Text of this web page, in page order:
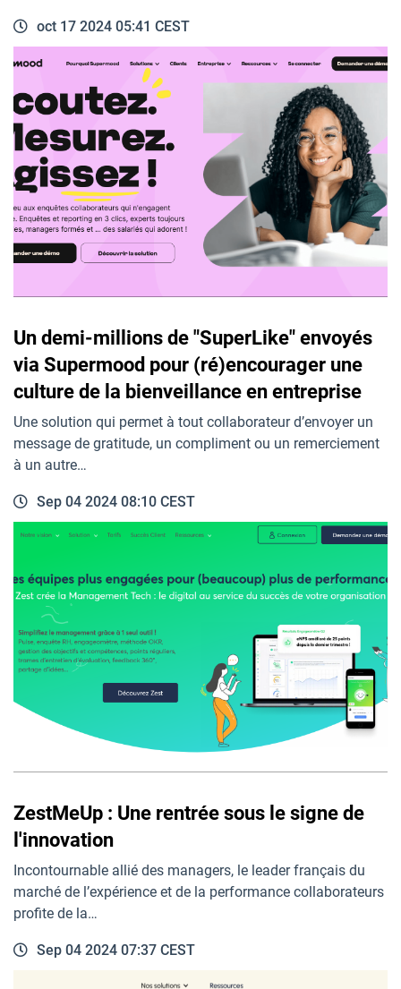
oct 17 2024 05:41 CEST
Un demi-millions de "SuperLike" envoyés
via Supermood pour (ré)encourager une
culture de la bienveillance en entreprise
Une solution qui permet à tout collaborateur d’envoyer un
message de gratitude, un compliment ou un remerciement
à un autre…
Sep 04 2024 08:10 CEST
ZestMeUp : Une rentrée sous le signe de
l'innovation
Incontournable allié des managers, le leader français du
marché de l’expérience et de la performance collaborateurs
profite de la…
Sep 04 2024 07:37 CEST